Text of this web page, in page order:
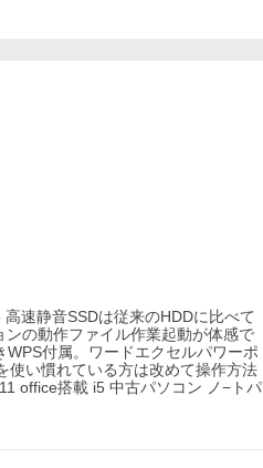
速静音SSDは従来のHDDに比べて
の動作ファイル作業起動が体感で
付属。ワードエクセルパワーポ
使い慣れている方は改めて操作方法
office搭載 i5 中古パソコン ノ−トパ